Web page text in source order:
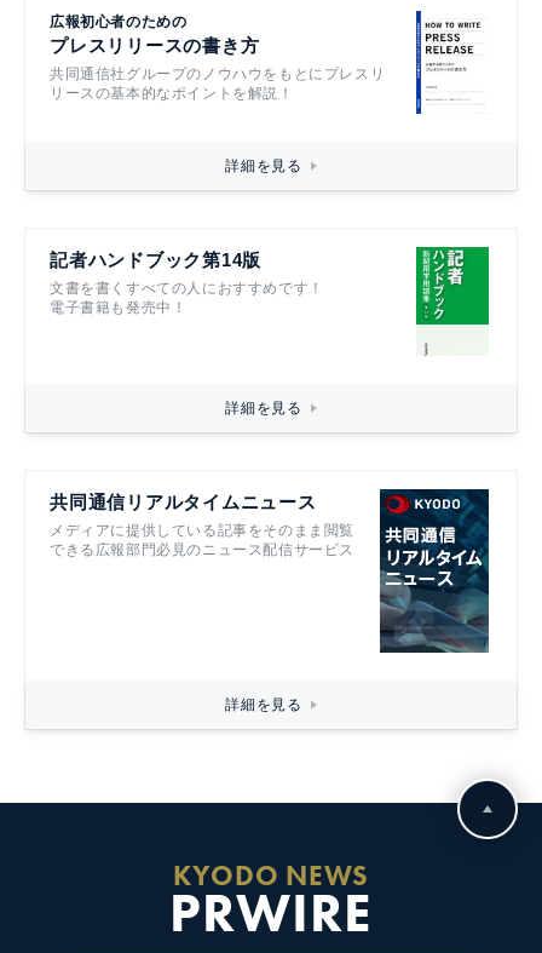
広報初心者のための
プレスリリースの書き方
共同通信社グループのノウハウをもとにプレスリ
リースの基本的なポイントを解説！
詳細を見る
記者ハンドブック第14版
文書を書くすべての人におすすめです！
電子書籍も発売中！
詳細を見る
共同通信リアルタイムニュース
メディアに提供している記事をそのまま閲覧
できる広報部門必見のニュース配信サービス
詳細を見る
KYODO NEWS
PRWIRE